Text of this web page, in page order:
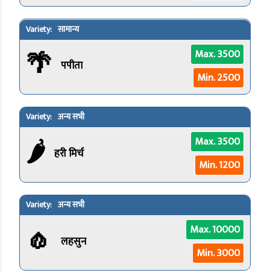
सामान्य
🌴 पपीता
Max. 3500
Min. 2500
अन्य सभी
🌶️ हरी मिर्च
Max. 3500
Min. 1200
अन्य सभी
🧄 लहसुन
Max. 10000
Min. 3000